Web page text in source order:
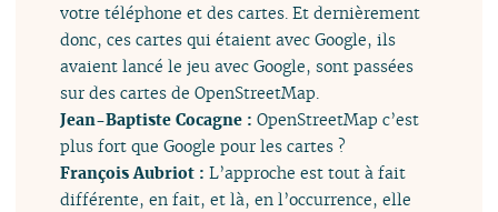
votre téléphone et des cartes. Et dernièrement
donc, ces cartes qui étaient avec Google, ils
avaient lancé le jeu avec Google, sont passées
sur des cartes de OpenStreetMap.
Jean-Baptiste Cocagne :OpenStreetMap c’est
plus fort que Google pour les cartes ?
François Aubriot :L’approche est tout à fait
différente, en fait, et là, en l’occurrence, elle